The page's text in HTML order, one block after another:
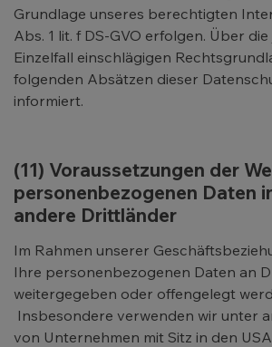
Grundlage unseres berechtigten
Abs. 1 lit. f DS-GVO erfolgen. Über die
Einzelfall einschlägigen
folgenden Absätzen dieser
informiert.
(11) Voraussetzungen der
personenbezogenen Daten
andere Drittländer
Im Rahmen unserer
Ihre personenbezogenen Daten an
weitergegeben oder offengelegt
Insbesondere verwenden wir unter
von Unternehmen mit Sitz in den